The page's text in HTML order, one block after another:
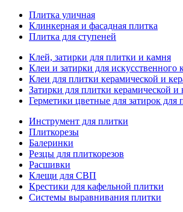
Плитка уличная
Клинкерная и фасадная плитка
Плитка для ступеней
Клей, затирки для плитки и камня
Клеи и затирки для искусственного
Клеи для плитки керамической и
Затирки для плитки керамической и
Герметики цветные для затирок для
Инструмент для плитки
Плиткорезы
Балеринки
Резцы для плиткорезов
Расшивки
Клещи для СВП
Крестики для кафельной плитки
Системы выравнивания плитки